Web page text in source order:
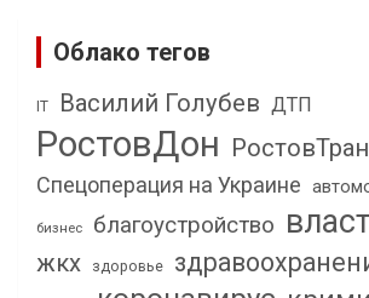
Облако тегов
IT Василий Голубев ДТП
РостовДон
Спецоперация на Украине
бизнес благоустройство
жкх здоровье